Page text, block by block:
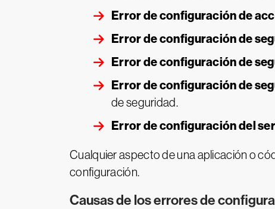
Error de configuración de
Error de configuración de
Error de configuración de
Error de configuración de
de seguridad.
Error de configuración del
Cualquier aspecto de una aplicación o
configuración.
Causas de los errores de